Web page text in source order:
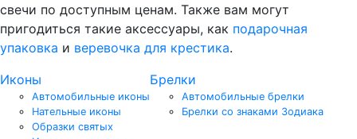
свечи по доступным ценам. Также вам могут
пригодиться такие аксессуары, как подарочная
упаковка и веревочка для крестика.
Иконы
Автомобильные иконы
Нательные иконы
Образки святых
Брелки
Автомобильные брелки
Брелки со знаками Зодиака